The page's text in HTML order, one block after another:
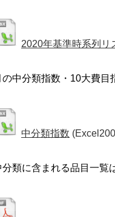
2020年基準時系列リ
の中分類指数・10大費目
中分類指数
分類に含まれる品目一覧